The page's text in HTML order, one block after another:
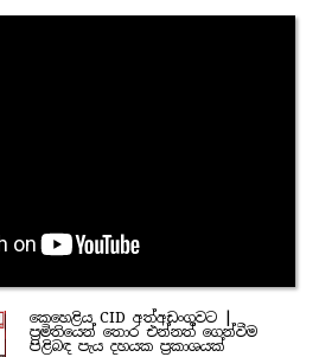
කෙහෙළිය CID අත්අඩංගුවට |
ප්‍රමිතියෙන් තොර එන්නත් ගෙන්වීම
පිළිබඳ පැය දහයක ප්‍රකාශයක්